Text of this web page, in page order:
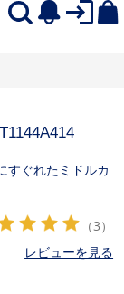
1144A414
すぐれたミドルカ
（3）
レビューを見る